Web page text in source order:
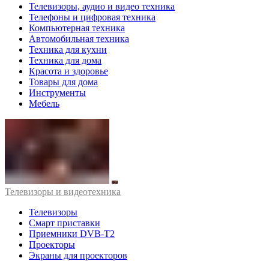
Телевизоры, аудио и видео техника
Телефоны и цифровая техника
Компьютерная техника
Автомобильная техника
Техника для кухни
Техника для дома
Красота и здоровье
Товары для дома
Инструменты
Мебель
Телевизоры и видеотехника
Телевизоры
Смарт приставки
Приемники DVB-T2
Проекторы
Экраны для проекторов